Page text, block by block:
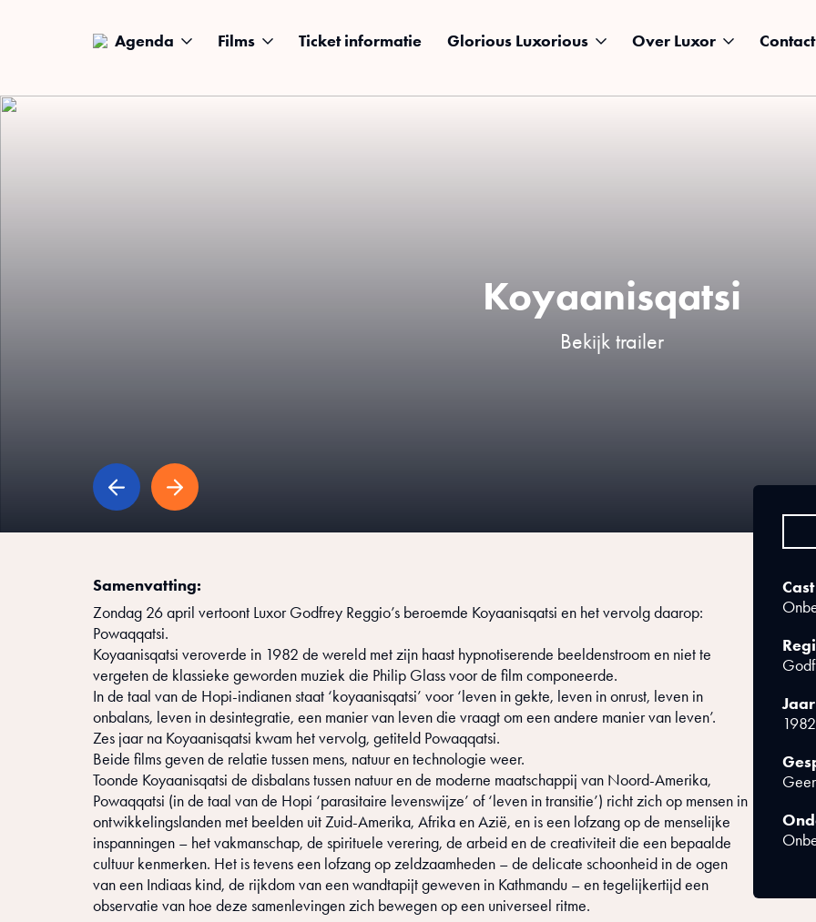
Agenda Films Ticket informatie Glorious Luxorious Over Luxor
Contact
Koyaanisqatsi
Bekijk trailer
Samenvatting:
Zondag 26 april vertoont Luxor Godfrey Reggio’s beroemde Koyaanisqatsi en het vervolg daarop:
Powaqqatsi.
Koyaanisqatsi veroverde in 1982 de wereld met zijn haast hypnotiserende beeldenstroom en niet te
vergeten de klassieke geworden muziek die Philip Glass voor de film componeerde.
In de taal van de Hopi-indianen staat ‘koyaanisqatsi’ voor ‘leven in gekte, leven in onrust, leven in
onbalans, leven in desintegratie, een manier van leven die vraagt om een andere manier van leven’.
Zes jaar na Koyaanisqatsi kwam het vervolg, getiteld Powaqqatsi.
Beide films geven de relatie tussen mens, natuur en technologie weer.
Toonde Koyaanisqatsi de disbalans tussen natuur en de moderne maatschappij van Noord-Amerika,
Powaqqatsi (in de taal van de Hopi ‘parasitaire levenswijze’ of ‘leven in transitie’) richt zich op mensen in
ontwikkelingslanden met beelden uit Zuid-Amerika, Afrika en Azië, en is een lofzang op de menselijke
inspanningen – het vakmanschap, de spirituele verering, de arbeid en de creativiteit die een bepaalde
cultuur kenmerken. Het is tevens een lofzang op zeldzaamheden – de delicate schoonheid in de ogen
van een Indiaas kind, de rijkdom van een wandtapijt geweven in Kathmandu – en tegelijkertijd een
observatie van hoe deze samenlevingen zich bewegen op een universeel ritme.
Cast
Jaar
1982